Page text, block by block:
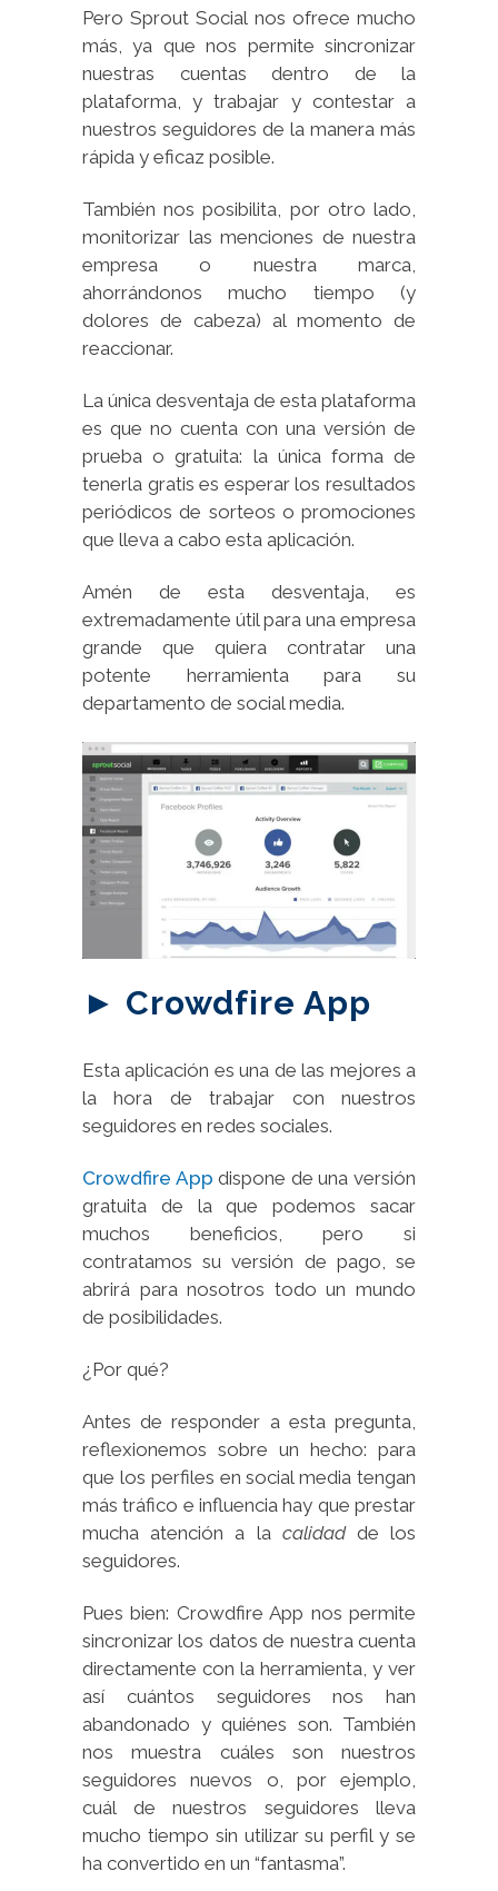
Pero Sprout Social nos ofrece mucho
más, ya que nos permite sincronizar
nuestras cuentas dentro de la
plataforma, y trabajar y contestar a
nuestros seguidores de la manera más
rápida y eficaz posible.
También nos posibilita, por otro lado,
monitorizar las menciones de nuestra
empresa o nuestra marca,
ahorrándonos mucho tiempo (y
dolores de cabeza) al momento de
reaccionar.
La única desventaja de esta plataforma
es que no cuenta con una versión de
prueba o gratuita: la única forma de
tenerla gratis es esperar los resultados
periódicos de sorteos o promociones
que lleva a cabo esta aplicación.
Amén de esta desventaja, es
extremadamente útil para una empresa
grande que quiera contratar una
potente herramienta para su
departamento de social media.
► Crowdfire App
Esta aplicación es una de las mejores a
la hora de trabajar con nuestros
seguidores en redes sociales.
Crowdfire App dispone de una versión
gratuita de la que podemos sacar
muchos beneficios, pero si
contratamos su versión de pago, se
abrirá para nosotros todo un mundo
de posibilidades.
¿Por qué?
Antes de responder a esta pregunta,
reflexionemos sobre un hecho: para
que los perfiles en social media tengan
más tráfico e influencia hay que prestar
mucha atención a la calidadde los
seguidores.
Pues bien: Crowdfire App nos permite
sincronizar los datos de nuestra cuenta
directamente con la herramienta, y ver
así cuántos seguidores nos han
abandonado y quiénes son. También
nos muestra cuáles son nuestros
seguidores nuevos o, por ejemplo,
cuál de nuestros seguidores lleva
mucho tiempo sin utilizar su perfil y se
ha convertido en un “fantasma”.